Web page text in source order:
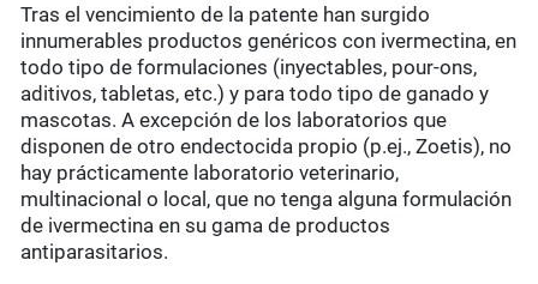
Tras el vencimiento de la patente han surgido
innumerables productos genéricos con ivermectina, en
todo tipo de formulaciones (inyectables, pour-ons,
aditivos, tabletas, etc.) y para todo tipo de ganado y
mascotas. A excepción de los laboratorios que
disponen de otro endectocida propio (p.ej., Zoetis), no
hay prácticamente laboratorio veterinario,
multinacional o local, que no tenga alguna formulación
de ivermectina en su gama de productos
antiparasitarios.